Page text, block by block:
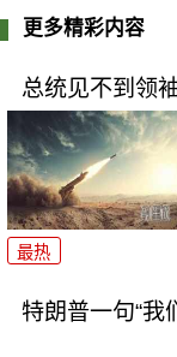
更多精彩内容
总统见不到领
最热
特朗普一句“我